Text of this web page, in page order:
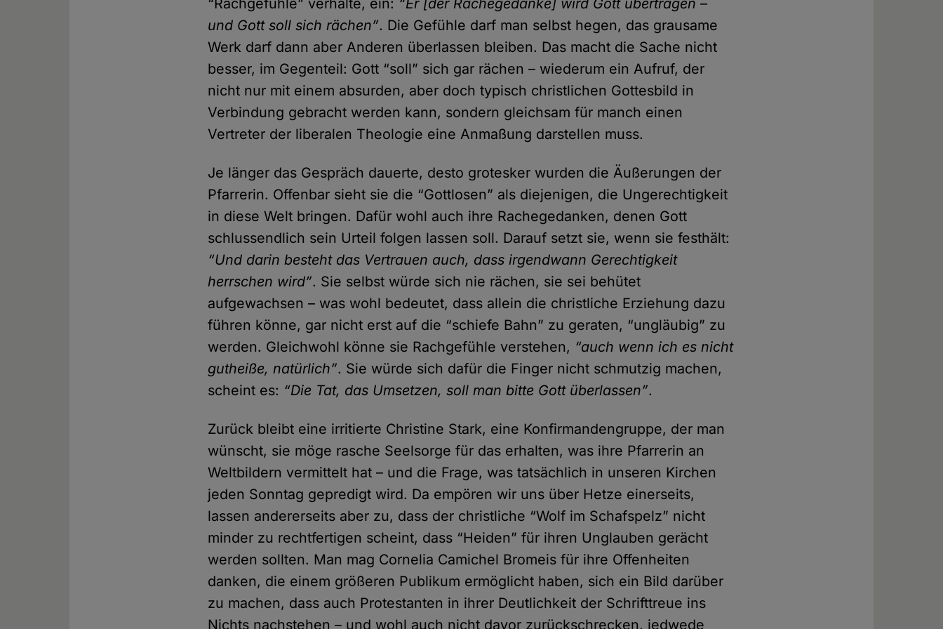
“Rachgefühle” verhalte, ein: “Er [der Rachegedanke] wird Gott übertragen –
und Gott soll sich rächen”. Die Gefühle darf man selbst hegen, das grausame
Werk darf dann aber Anderen überlassen bleiben. Das macht die Sache nicht
besser, im Gegenteil: Gott “soll” sich gar rächen – wiederum ein Aufruf, der
nicht nur mit einem absurden, aber doch typisch christlichen Gottesbild in
Verbindung gebracht werden kann, sondern gleichsam für manch einen
Vertreter der liberalen Theologie eine Anmaßung darstellen muss.
Je länger das Gespräch dauerte, desto grotesker wurden die Äußerungen der
Pfarrerin. Offenbar sieht sie die “Gottlosen” als diejenigen, die Ungerechtigkeit
in diese Welt bringen. Dafür wohl auch ihre Rachegedanken, denen Gott
schlussendlich sein Urteil folgen lassen soll. Darauf setzt sie, wenn sie festhält:
“Und darin besteht das Vertrauen auch, dass irgendwann Gerechtigkeit
herrschen wird”. Sie selbst würde sich nie rächen, sie sei behütet
aufgewachsen – was wohl bedeutet, dass allein die christliche Erziehung dazu
führen könne, gar nicht erst auf die “schiefe Bahn” zu geraten, “ungläubig” zu
werden. Gleichwohl könne sie Rachgefühle verstehen, “auch wenn ich es nicht
gutheiße, natürlich”. Sie würde sich dafür die Finger nicht schmutzig machen,
scheint es: “Die Tat, das Umsetzen, soll man bitte Gott überlassen”.
Zurück bleibt eine irritierte Christine Stark, eine Konfirmandengruppe, der man
wünscht, sie möge rasche Seelsorge für das erhalten, was ihre Pfarrerin an
Weltbildern vermittelt hat – und die Frage, was tatsächlich in unseren Kirchen
jeden Sonntag gepredigt wird. Da empören wir uns über Hetze einerseits,
lassen andererseits aber zu, dass der christliche “Wolf im Schafspelz” nicht
minder zu rechtfertigen scheint, dass “Heiden” für ihren Unglauben gerächt
werden sollten. Man mag Cornelia Camichel Bromeis für ihre Offenheiten
danken, die einem größeren Publikum ermöglicht haben, sich ein Bild darüber
zu machen, dass auch Protestanten in ihrer Deutlichkeit der Schrifttreue ins
Nichts nachstehen – und wohl auch nicht davor zurückschrecken, jedwede